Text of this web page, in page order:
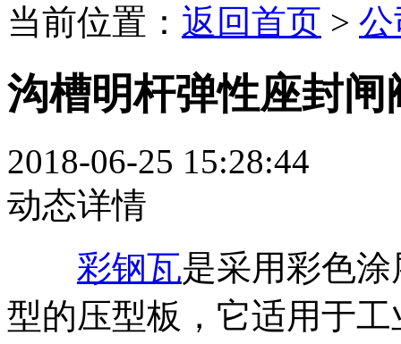
当前位置： 返回首页 >
沟槽明杆弹性座封闸
2018-06-25 15:28:44
动态详情
彩钢瓦是采用彩色
型的压型板，它适用于